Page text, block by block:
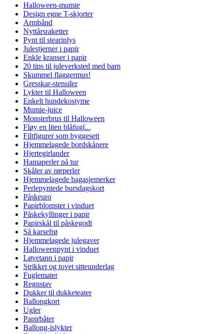
Halloween-mumie
Design egne T-skjorter
Armbånd
Nyttårsraketter
Pynt til stearinlys
Julestjerner i papir
Enkle kranser i papir
20 tips til juleverksted med barn
Skummel flaggermus!
Gresskar-stensiler
Lykter til Halloween
Enkelt hundekostyme
Mumie-juice
Monsterbrus til Halloween
Fløy en liten blåfugl...
Filtfigurer som byggesett
Hjemmelagede bordskånere
Hjertegirlander
Hamaperler på tur
Skåler av rørperler
Hjemmelagede bagasjemerker
Perlepyntede bursdagskort
Påskeuro
Papirblomster i vinduet
Påskekyllinger i papir
Papirskål til påskegodt
Så karsefrø
Hjemmelagede julegaver
Halloweenpynt i vinduet
Løvetann i papir
Strikket og tovet sitteunderlag
Fuglemater
Regnstav
Dukker til dukketeater
Ballongkort
Ugler
Papirbåter
Ballong-islykter